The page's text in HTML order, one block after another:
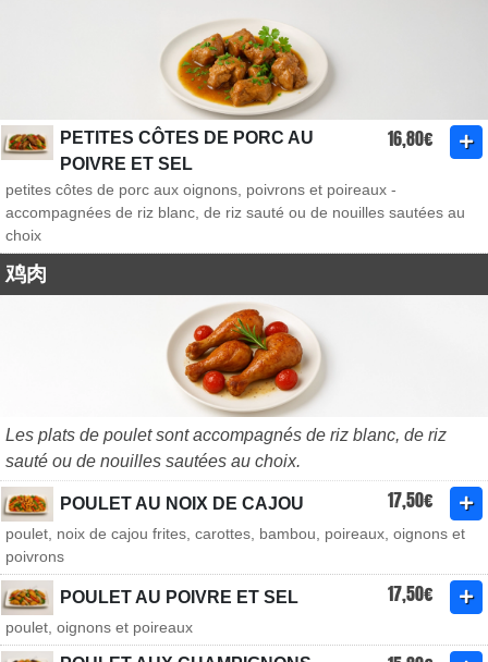
PETITES CÔTES DE PORC AU
POIVRE ET SEL
16,80€
petites côtes de porc aux oignons, poivrons et poireaux -
accompagnées de riz blanc, de riz sauté ou de nouilles sautées au
choix
鸡肉
Les plats de poulet sont accompagnés de riz blanc, de riz
sauté ou de nouilles sautées au choix.
POULET AU NOIX DE CAJOU 17,50€
poulet, noix de cajou frites, carottes, bambou, poireaux, oignons et
poivrons
POULET AU POIVRE ET SEL 17,50€
poulet, oignons et poireaux